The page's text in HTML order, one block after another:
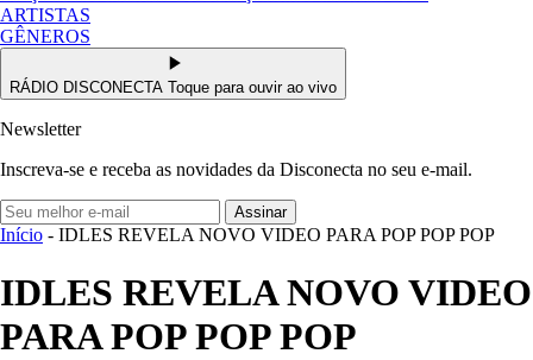
ARTISTAS
GÊNEROS
RÁDIO DISCONECTA Toque para ouvir ao vivo
Newsletter
Inscreva-se e receba as novidades da Disconecta no seu e-mail.
Assinar
Início - IDLES REVELA NOVO VIDEO PARA POP POP POP
IDLES REVELA NOVO VIDEO
PARA POP POP POP